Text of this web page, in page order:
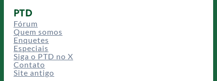
PTD
Fórum
Quem somos
Enquetes
Especiais
Siga o PTD no X
Contato
Site antigo